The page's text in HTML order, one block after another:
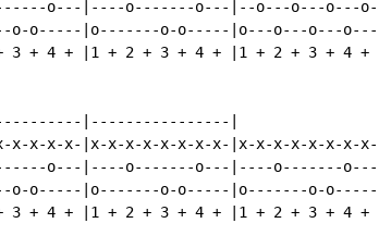
o---|----o-------o---|--o---o---o---o-|
o-----|o-------o-o-----|o---o---o---o---|
+ 4 + |1 + 2 + 3 + 4 + |1 + 2 + 3 + 4 + |
|----------------|
x-x-x-|x-x-x-x-x-x-x-x-|x-x-x-x-x-x-x-x-|
o---|----o-------o---|----o-------o---|
o-----|o-------o-o-----|o-------o-o-----|
+ 4 + |1 + 2 + 3 + 4 + |1 + 2 + 3 + 4 + |